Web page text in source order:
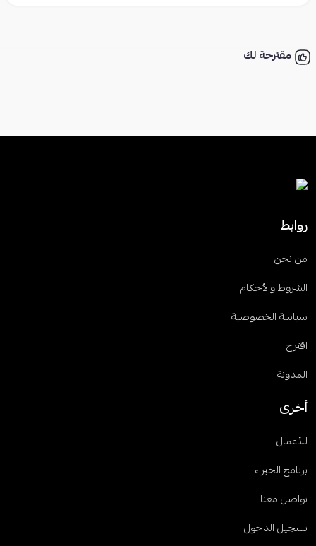
مقترحة لك
روابط
من نحن
الشروط والأحكام
سياسة الخصوصية
اقترح
المدونة
أخرى
للأعمال
برنامج الخبراء
تواصل معنا
تسجيل الدخول